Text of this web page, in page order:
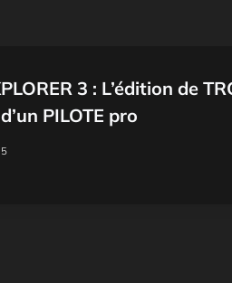
3 : L’édition de
PILOTE pro